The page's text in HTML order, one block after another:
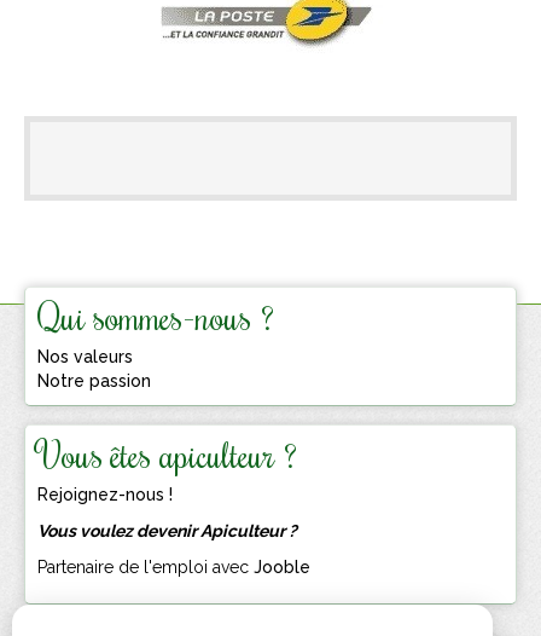
Qui sommes-nous ?
Nos valeurs
Notre passion
Vous êtes apiculteur ?
Rejoignez-nous !
Vous voulez devenir Apiculteur ?
Partenaire de l'emploi avec Jooble